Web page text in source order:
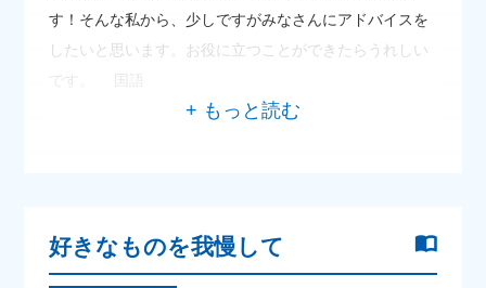
す！そんな私から、少しですがみなさんにアドバイスを
したいと思います。お役に立つことができたらうれしい
です。 国語
好きなものを我慢して